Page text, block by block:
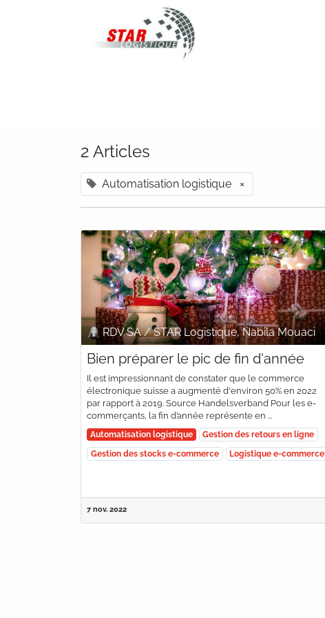
2 Articles
Automatisation logistique ×
RDV SA / STAR Logistique, Nabila Mouaci
Bien préparer le pic de fin d'année
Il est impressionnant de constater que le commerce
électronique suisse a augmenté d'environ 50% en 2022
par rapport à 2019. Source Handelsverband​ Pour les e-
commerçants, la fin d’année représente en ...
Automatisation logistique
Gestion des retours en ligne
Gestion des stocks e-commerce
Logistique e-commerce
7 nov. 2022